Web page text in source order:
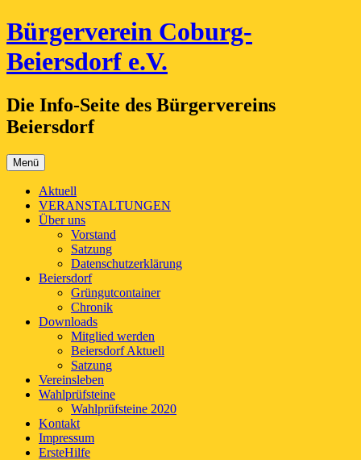
Zum
Inhalt
springen
Bürgerverein Coburg-
Beiersdorf e.V.
Die Info-Seite des Bürgervereins
Beiersdorf
Menü
Aktuell
VERANSTALTUNGEN
Über uns
Vorstand
Satzung
Datenschutzerklärung
Beiersdorf
Grüngutcontainer
Chronik
Downloads
Mitglied werden
Beiersdorf Aktuell
Satzung
Vereinsleben
Wahlprüfsteine
Wahlprüfsteine 2020
Kontakt
Impressum
ErsteHilfe